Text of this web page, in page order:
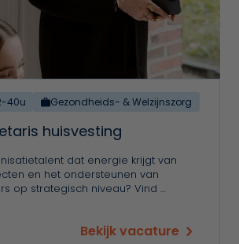
40u Gezondheids- & Welzijnszorg
huisvesting
dat energie krijgt van
en het ondersteunen van
op strategisch niveau? Vind …
Bekijk vacature